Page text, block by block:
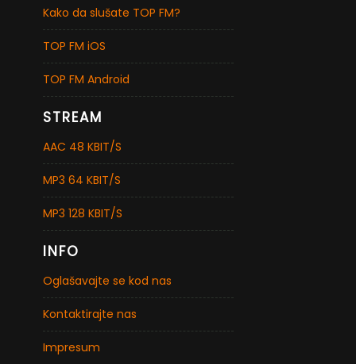
Kako da slušate TOP FM?
TOP FM iOS
TOP FM Android
STREAM
AAC 48 KBIT/S
MP3 64 KBIT/S
MP3 128 KBIT/S
INFO
Oglašavajte se kod nas
Kontaktirajte nas
Impresum